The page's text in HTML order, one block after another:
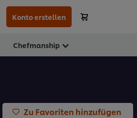
Konto erstellen
Chefmanship
Zu Favoriten hinzufügen